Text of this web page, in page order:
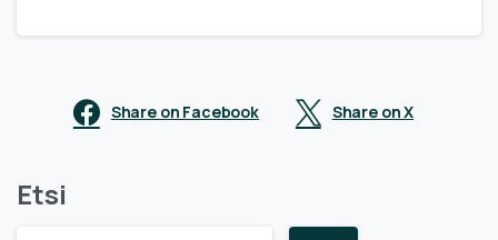
Share on Facebook Share on X
Etsi